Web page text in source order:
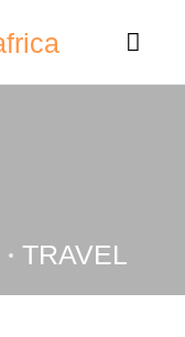
TRAVEL